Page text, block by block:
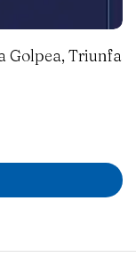
Golpea, Triunfa